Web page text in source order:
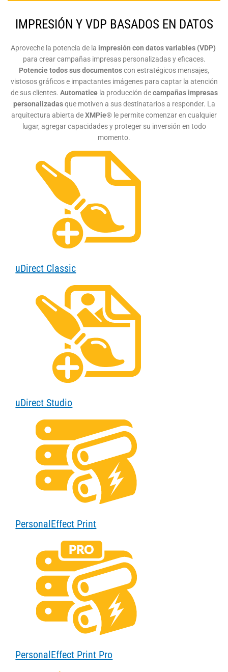
IMPRESIÓN Y VDP BASADOS EN DATOS
Aproveche la potencia de la impresión con datos variables (VDP)
para crear campañas impresas personalizadas y eficaces.
Potencie todos sus documentoscon estratégicos mensajes,
vistosos gráficos e impactantes imágenes para captar la atención
de sus clientes. Automatice la producción decampañas impresas
personalizadasque motiven a sus destinatarios a responder. La
arquitectura abierta deXMPie® le permite comenzar en cualquier
lugar, agregar capacidades y proteger su inversión en todo
momento.
uDirect Classic
uDirect Studio
PersonalEffect Print
PersonalEffect Print Pro